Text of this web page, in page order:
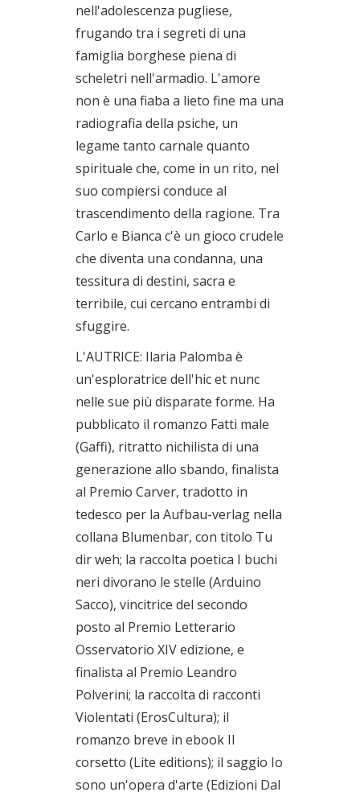
nell'adolescenza pugliese,
frugando tra i segreti di una
famiglia borghese piena di
scheletri nell'armadio. L'amore
non è una fiaba a lieto fine ma una
radiografia della psiche, un
legame tanto carnale quanto
spirituale che, come in un rito, nel
suo compiersi conduce al
trascendimento della ragione. Tra
Carlo e Bianca c'è un gioco crudele
che diventa una condanna, una
tessitura di destini, sacra e
terribile, cui cercano entrambi di
sfuggire.
L'AUTRICE: Ilaria Palomba è
un'esploratrice dell'hic et nunc
nelle sue più disparate forme. Ha
pubblicato il romanzo Fatti male
(Gaffi), ritratto nichilista di una
generazione allo sbando, finalista
al Premio Carver, tradotto in
tedesco per la Aufbau-verlag nella
collana Blumenbar, con titolo Tu
dir weh; la raccolta poetica I buchi
neri divorano le stelle (Arduino
Sacco), vincitrice del secondo
posto al Premio Letterario
Osservatorio XIV edizione, e
finalista al Premio Leandro
Polverini; la raccolta di racconti
Violentati (ErosCultura); il
romanzo breve in ebook Il
corsetto (Lite editions); il saggio Io
sono un'opera d'arte (Edizioni Dal